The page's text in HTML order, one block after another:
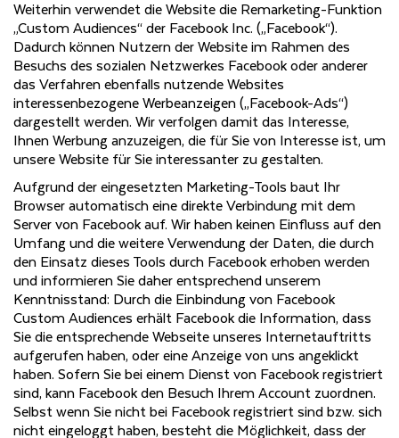
Weiterhin verwendet die Website die Remarketing-Funktion
„Custom Audiences“ der Facebook Inc. („Facebook“).
Dadurch können Nutzern der Website im Rahmen des
Besuchs des sozialen Netzwerkes Facebook oder anderer
das Verfahren ebenfalls nutzende Websites
interessenbezogene Werbeanzeigen („Facebook-Ads“)
dargestellt werden. Wir verfolgen damit das Interesse,
Ihnen Werbung anzuzeigen, die für Sie von Interesse ist, um
unsere Website für Sie interessanter zu gestalten.
Aufgrund der eingesetzten Marketing-Tools baut Ihr
Browser automatisch eine direkte Verbindung mit dem
Server von Facebook auf. Wir haben keinen Einfluss auf den
Umfang und die weitere Verwendung der Daten, die durch
den Einsatz dieses Tools durch Facebook erhoben werden
und informieren Sie daher entsprechend unserem
Kenntnisstand: Durch die Einbindung von Facebook
Custom Audiences erhält Facebook die Information, dass
Sie die entsprechende Webseite unseres Internetauftritts
aufgerufen haben, oder eine Anzeige von uns angeklickt
haben. Sofern Sie bei einem Dienst von Facebook registriert
sind, kann Facebook den Besuch Ihrem Account zuordnen.
Selbst wenn Sie nicht bei Facebook registriert sind bzw. sich
nicht eingeloggt haben, besteht die Möglichkeit, dass der